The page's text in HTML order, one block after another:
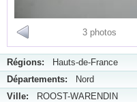
3 photos
Régions: Hauts-de-France
Départements: Nord
Ville: ROOST-WARENDIN